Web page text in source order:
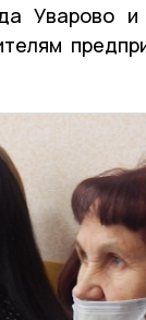
Уварово и